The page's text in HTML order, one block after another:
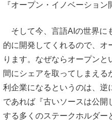
『オープン・イノベーショ
そして今、言語AIの世界に
的に開発してくれるので、
ります。なぜならオープン
間にシェアを取ってしまえ
利企業になるというのは、
であれば『古いソースは公開
する多くのステークホルダー